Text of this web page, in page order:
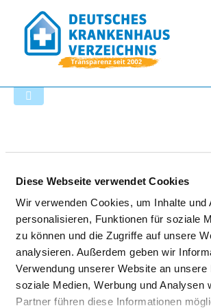
Diese Webseite verwendet Cookies
Wir verwenden Cookies, um Inhalte und
personalisieren, Funktionen für soziale
zu können und die Zugriffe auf unsere
analysieren. Außerdem geben wir
Verwendung unserer Website an unsere
soziale Medien, Werbung und Analysen
Partner führen diese Informationen
VALEARA